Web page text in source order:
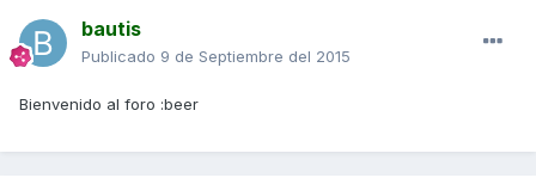
bautis
Publicado 9 de Septiembre del 2015
Bienvenido al foro :beer